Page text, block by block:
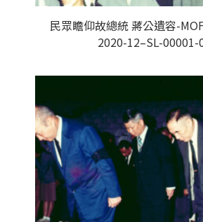
民眾瞻仰故總統 蔣公遺容-
2020-12–SL-00001-